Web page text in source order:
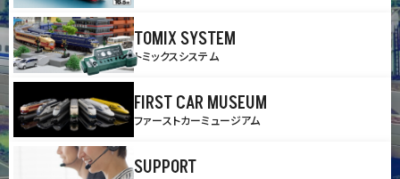
TOMIX SYSTEM
トミックスシステム
FIRST CAR MUSEUM
ファーストカーミュージアム
SUPPORT